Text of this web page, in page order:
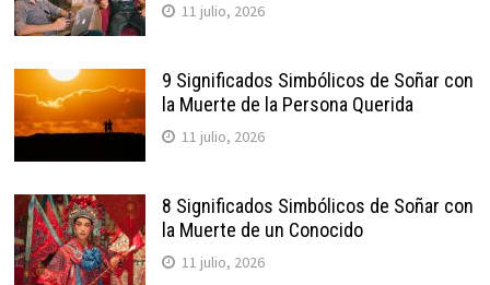
11 julio, 2026
9 Significados Simbólicos de Soñar con
la Muerte de la Persona Querida
11 julio, 2026
8 Significados Simbólicos de Soñar con
la Muerte de un Conocido
11 julio, 2026